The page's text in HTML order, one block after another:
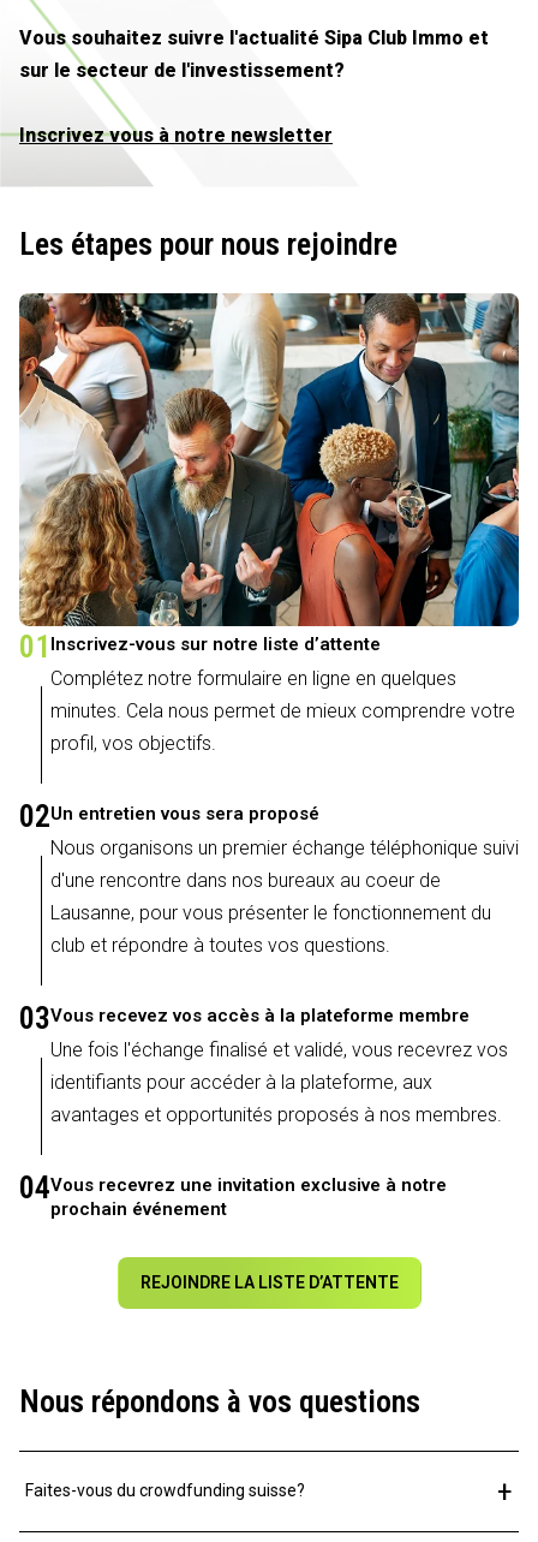
Vous souhaitez suivre l'actualité Sipa Club Immo et
sur le secteur de l'investissement?
Inscrivez vous à notre newsletter
Les étapes pour nous rejoindre
01 Inscrivez-vous sur notre liste d’attente
Complétez notre formulaire en ligne en quelques
minutes. Cela nous permet de mieux comprendre votre
profil, vos objectifs.
02Un entretien vous sera proposé
Nous organisons un premier échange téléphonique suivi
d'une rencontre dans nos bureaux au coeur de
Lausanne, pour vous présenter le fonctionnement du
club et répondre à toutes vos questions.
03Vous recevez vos accès à la plateforme membre
Une fois l'échange finalisé et validé, vous recevrez vos
identifiants pour accéder à la plateforme, aux
avantages et opportunités proposés à nos membres.
04Vous recevrez une invitation exclusive à notre
prochain événement
REJOINDRE LA LISTE D’ATTENTE
Nous répondons à vos questions
Faites-vous du crowdfunding suisse? +